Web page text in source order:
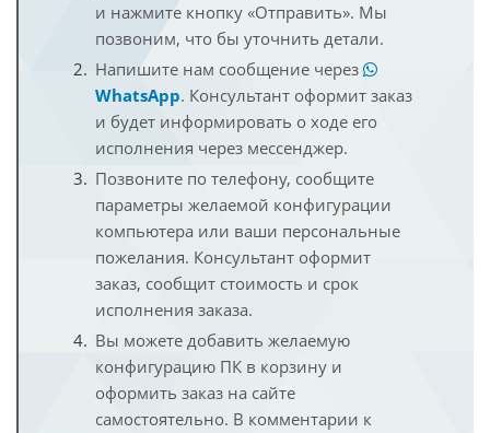
и нажмите кнопку «Отправить». Мы
позвоним, что бы уточнить детали.
Напишите нам сообщение через
WhatsApp. Консультант оформит заказ
и будет информировать о ходе его
исполнения через мессенджер.
Позвоните по телефону, сообщите
параметры желаемой конфигурации
компьютера или ваши персональные
пожелания. Консультант оформит
заказ, сообщит стоимость и срок
исполнения заказа.
Вы можете добавить желаемую
конфигурацию ПК в корзину и
оформить заказ на сайте
самостоятельно. В комментарии к